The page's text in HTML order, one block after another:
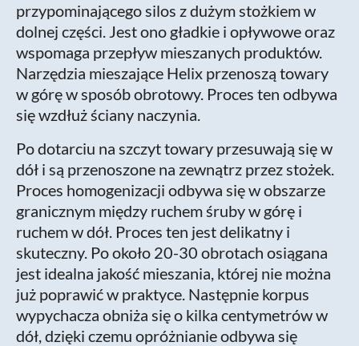
przypominającego silos z dużym stożkiem w
dolnej części. Jest ono gładkie i opływowe oraz
wspomaga przepływ mieszanych produktów.
Narzędzia mieszające Helix przenoszą towary
w górę w sposób obrotowy. Proces ten odbywa
się wzdłuż ściany naczynia.
Po dotarciu na szczyt towary przesuwają się w
dół i są przenoszone na zewnątrz przez stożek.
Proces homogenizacji odbywa się w obszarze
granicznym między ruchem śruby w górę i
ruchem w dół. Proces ten jest delikatny i
skuteczny. Po około 20-30 obrotach osiągana
jest idealna jakość mieszania, której nie można
już poprawić w praktyce. Następnie korpus
wypychacza obniża się o kilka centymetrów w
dół, dzięki czemu opróżnianie odbywa się